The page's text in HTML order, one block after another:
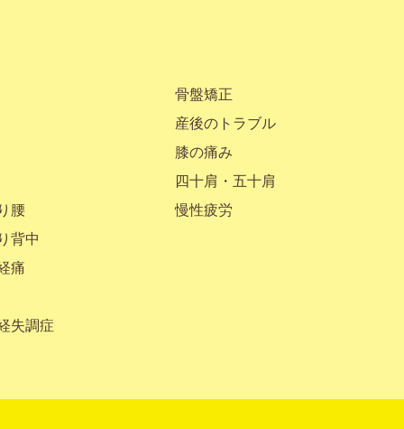
腰
背中
痛
失調症
骨盤矯正
産後のトラブル
膝の痛み
四十肩・五十肩
慢性疲労